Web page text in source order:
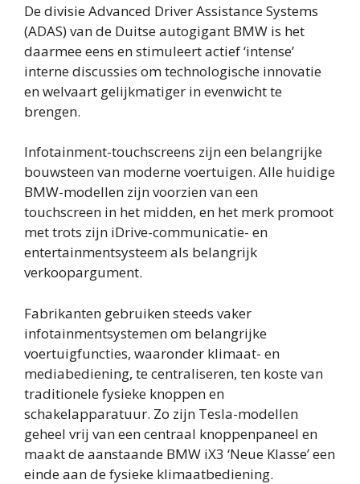
De divisie Advanced Driver Assistance Systems
(ADAS) van de Duitse autogigant BMW is het
daarmee eens en stimuleert actief ‘intense’
interne discussies om technologische innovatie
en welvaart gelijkmatiger in evenwicht te
brengen.
Infotainment-touchscreens zijn een belangrijke
bouwsteen van moderne voertuigen. Alle huidige
BMW-modellen zijn voorzien van een
touchscreen in het midden, en het merk promoot
met trots zijn iDrive-communicatie- en
entertainmentsysteem als belangrijk
verkoopargument.
Fabrikanten gebruiken steeds vaker
infotainmentsystemen om belangrijke
voertuigfuncties, waaronder klimaat- en
mediabediening, te centraliseren, ten koste van
traditionele fysieke knoppen en
schakelapparatuur. Zo zijn Tesla-modellen
geheel vrij van een centraal knoppenpaneel en
maakt de aanstaande BMW iX3 ‘Neue Klasse’ een
einde aan de fysieke klimaatbediening.